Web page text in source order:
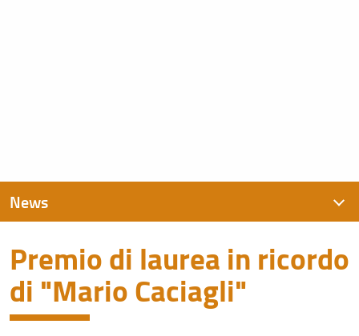
Premio di laurea in ricordo
di "Mario Caciagli"
News
News recenti
Archivio